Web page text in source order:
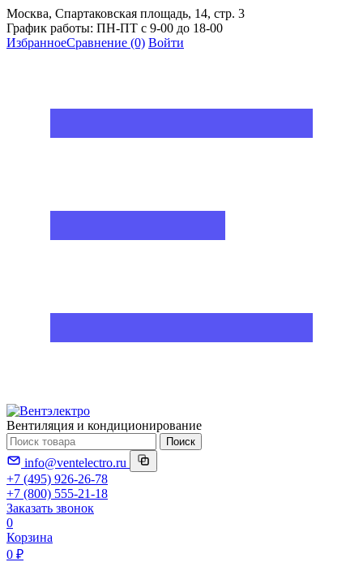
Москва, Спартаковская площадь, 14, стр. 3
График работы: ПН-ПТ с 9-00 до 18-00
ИзбранноеСравнение (0) Войти
Вентиляция и кондиционирование
Поиск
info@ventelectro.ru
+7 (495) 926-26-78
+7 (800) 555-21-18
Заказать звонок
0
Корзина
0 ₽